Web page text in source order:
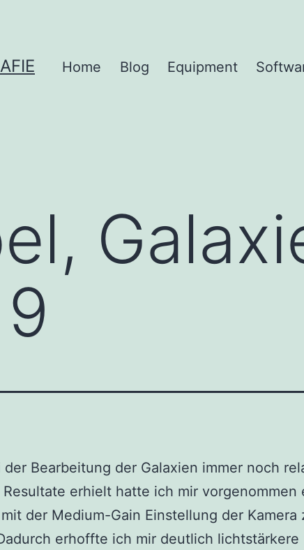
Home Blog Equipment
der Bearbeitung der Galaxien immer noch
erhielt hatte ich mir vorgenommen
der Medium-Gain Einstellung der Kamera
erhoffte ich mir deutlich lichtstärkere